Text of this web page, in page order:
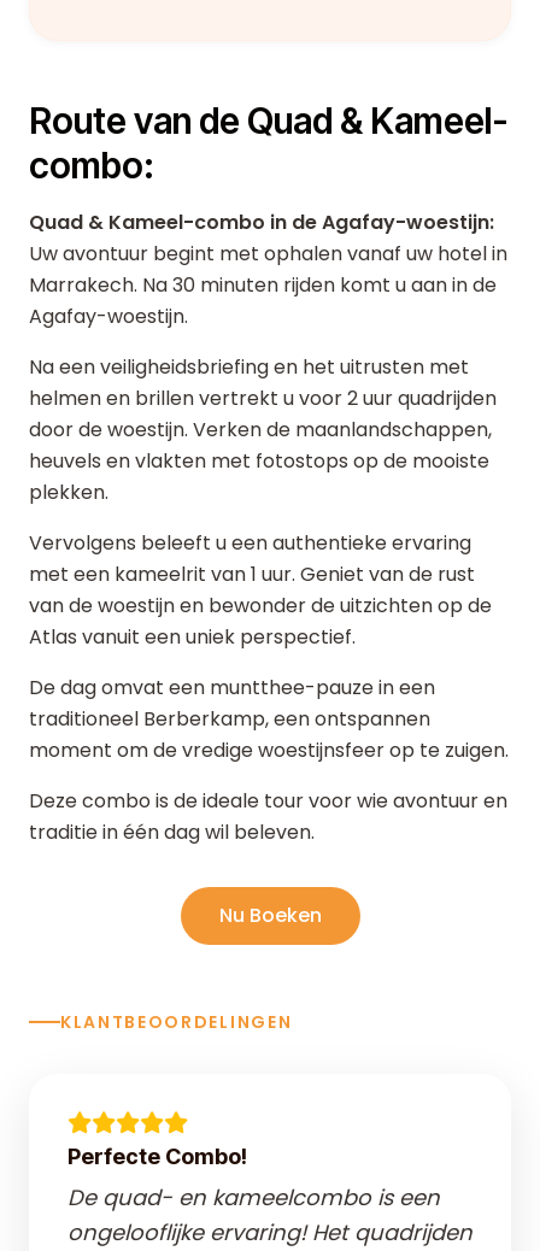
Route van de Quad & Kameel-
combo:
Quad & Kameel-combo in de Agafay-woestijn:
Uw avontuur begint met ophalen vanaf uw hotel in
Marrakech. Na 30 minuten rijden komt u aan in de
Agafay-woestijn.
Na een veiligheidsbriefing en het uitrusten met
helmen en brillen vertrekt u voor 2 uur quadrijden
door de woestijn. Verken de maanlandschappen,
heuvels en vlakten met fotostops op de mooiste
plekken.
Vervolgens beleeft u een authentieke ervaring
met een kameelrit van 1 uur. Geniet van de rust
van de woestijn en bewonder de uitzichten op de
Atlas vanuit een uniek perspectief.
De dag omvat een muntthee-pauze in een
traditioneel Berberkamp, een ontspannen
moment om de vredige woestijnsfeer op te zuigen.
Deze combo is de ideale tour voor wie avontuur en
traditie in één dag wil beleven.
Nu Boeken
KLANTBEOORDELINGEN
Perfecte Combo!
De quad- en kameelcombo is een
ongelooflijke ervaring! Het quadrijden